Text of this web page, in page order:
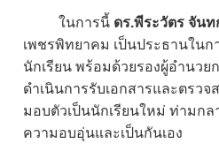
ในการนี้ ดร.พีระวัตร จันท
เพชรพิทยาคม เป็นประธานใน
นักเรียน พร้อมด้วยรองผู้อำนว
ดำเนินการรับเอกสารและตรว
มอบตัวเป็นนักเรียนใหม่ ท่ามกล
ความอบอุ่นและเป็นกันเอง